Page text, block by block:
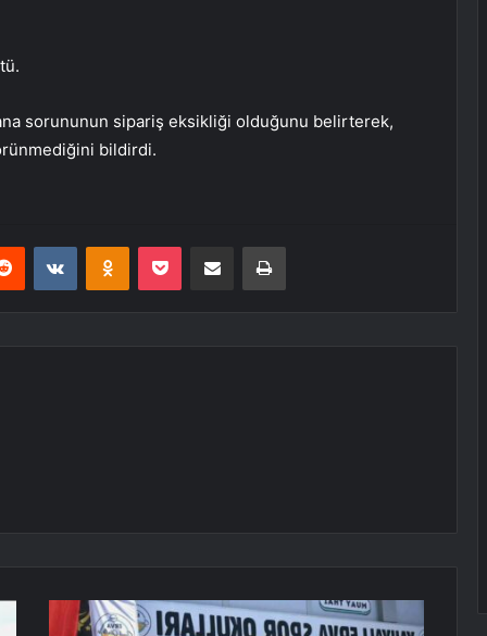
sorununun sipariş eksikliği olduğunu belirterek,
bildirdi.
Reddit VKontakteOdnoklassniki
Pocket E-Posta ile paylaş Yazdır